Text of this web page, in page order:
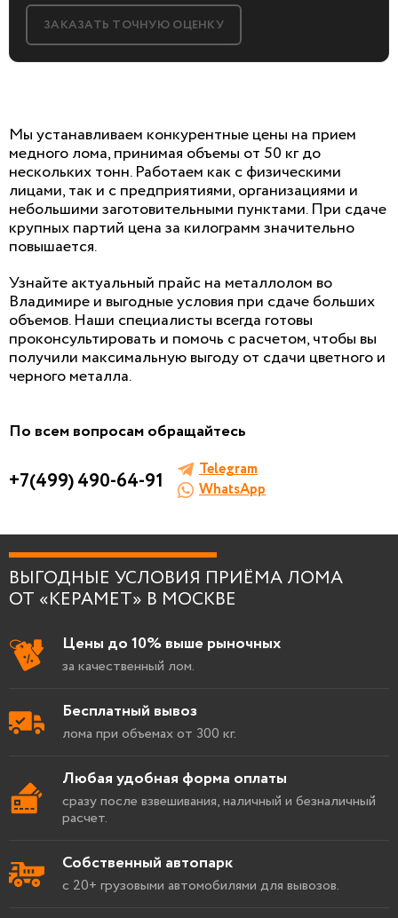
ЗАКАЗАТЬ ТОЧНУЮ ОЦЕНКУ
БЕСПЛАТНАЯ КОНСУЛЬТАЦИЯ
И ОЦЕНКА ЛОМА
Заполните форму, мы сами к вам позвоним!
Я согласен наобработку персональных
Мы устанавливаем конкурентные цены на прием
медного лома, принимая объемы от 50 кг до
нескольких тонн. Работаем как с физическими
лицами, так и с предприятиями, организациями и
небольшими заготовительными пунктами. При сдаче
крупных партий цена за килограмм значительно
повышается.
Узнайте актуальный прайс на металлолом во
Владимире и выгодные условия при сдаче больших
объемов. Наши специалисты всегда готовы
проконсультировать и помочь с расчетом, чтобы вы
получили максимальную выгоду от сдачи цветного и
черного металла.
По всем вопросам обращайтесь
+7(499) 490-64-91
Telegram
WhatsApp
ВЫГОДНЫЕ УСЛОВИЯ ПРИЁМА ЛОМА
ОТ «КЕРАМЕТ» В МОСКВЕ
Цены до 10% выше рыночных
за качественный лом.
Бесплатный вывоз
лома при объемах от 300 кг.
Любая удобная форма оплаты
сразу после взвешивания, наличный и безналичный
расчет.
Собственный автопарк
с 20+ грузовыми автомобилями для вывозов.